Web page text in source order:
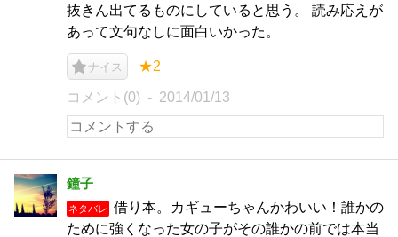
抜きん出てるものにしていると思う。 読み応えが
あって文句なしに面白いかった。
ナイス ★2
コメント(0) 2014/01/13
鐘子
ネタバレ
借り本。カギューちゃんかわいい！誰かの
ために強くなった女の子がその誰かの前では本当